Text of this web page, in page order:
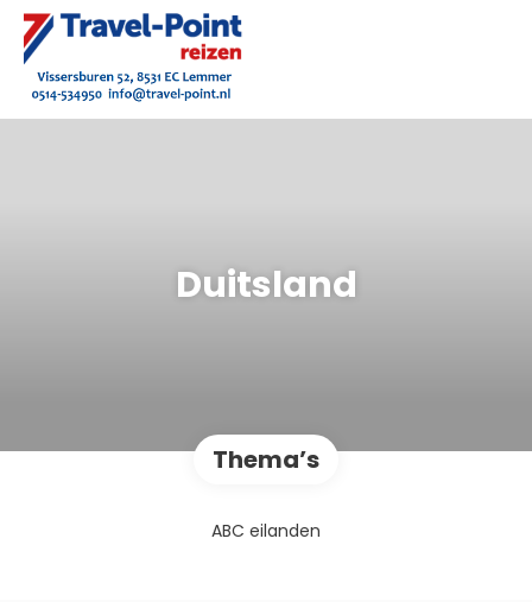
Duitsland
Thema’s
ABC eilanden